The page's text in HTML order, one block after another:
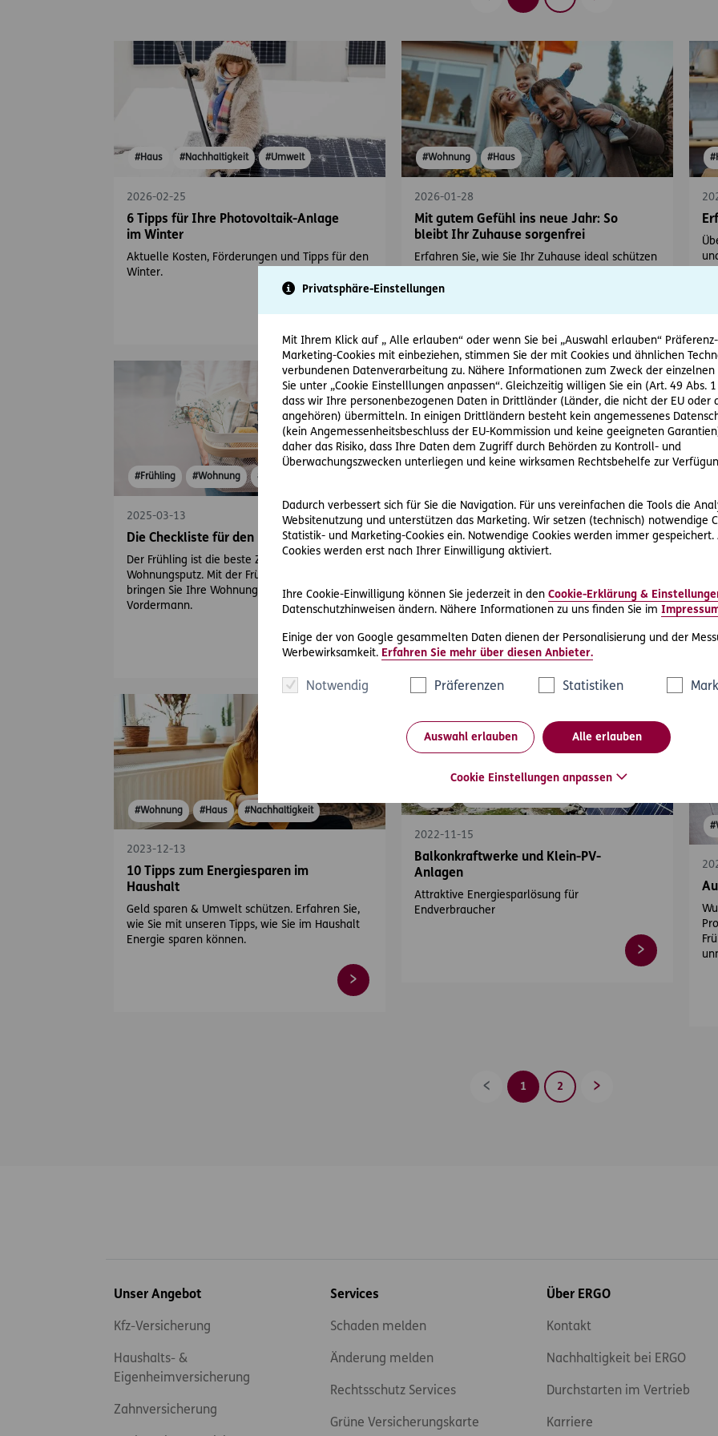
Privatsphäre-Einstellungen
Mit Ihrem Klick auf „ Alle erlauben“ oder wenn Sie bei „Auswahl erlauben“
Marketing-Cookies mit einbeziehen, stimmen Sie der mit Cookies und ähnlichen
verbundenen Datenverarbeitung zu. Nähere Informationen zum Zweck der einzelnen
Sie unter „Cookie Einstelllungen anpassen“. Gleichzeitig willigen Sie ein (Art. 49 Abs. 1
dass wir Ihre personenbezogenen Daten in Drittländer (Länder, die nicht der EU oder
angehören) übermitteln. In einigen Drittländern besteht kein angemessenes
(kein Angemessenheitsbeschluss der EU-Kommission und keine geeigneten
daher das Risiko, dass Ihre Daten dem Zugriff durch Behörden zu Kontroll- und
Überwachungszwecken unterliegen und keine wirksamen Rechtsbehelfe zur
Dadurch verbessert sich für Sie die Navigation. Für uns vereinfachen die Tools die
Websitenutzung und unterstützen das Marketing. Wir setzen (technisch) notwendige
Statistik- und Marketing-Cookies ein. Notwendige Cookies werden immer
Cookies werden erst nach Ihrer Einwilligung aktiviert.
Ihre Cookie-Einwilligung können Sie jederzeit in den Cookie-Erklärung &
Datenschutzhinweisen ändern. Nähere Informationen zu uns finden Sie im
Einige der von Google gesammelten Daten dienen der Personalisierung und der
Werbewirksamkeit. Erfahren Sie mehr über diesen Anbieter.
Notwendig Präferenzen Statistiken
Auswahl erlauben Alle erlauben
Cookie Einstellungen anpassen
Zurück
#Haus #Nachhaltigkeit #Umwelt
2026-02-25
6 Tipps für Ihre Photovoltaik-Anlage
im Winter
Aktuelle Kosten, Förderungen und Tipps für den
Winter.
#Wohnung #Haus
2026-01-28
Mit gutem Gefühl ins neue Jahr: So
bleibt Ihr Zuhause sorgenfrei
Erfahren Sie, wie Sie Ihr Zuhause ideal schützen
#Frühling #Wohnung #Haus
2025-03-13
Die Checkliste für den Frühjahrsputz
Der Frühling ist die beste Zeit für einen
Wohnungsputz. Mit der Frühjahrsputz-Checkliste
bringen Sie Ihre Wohnung im Nu wieder auf
Vordermann.
#Haus
2024-05-28
Balkonkraftwerke – Nachhaltige
Energie für Zuhause
bringen sie und lohnen sie sich überhaupt?
7
#Wohnung #Haus #Nachhaltigkeit
2023-12-13
10 Tipps zum Energiesparen im
Haushalt
Geld sparen & Umwelt schützen. Erfahren Sie,
wie Sie mit unseren Tipps, wie Sie im Haushalt
Energie sparen können.
2022-11-15
Balkonkraftwerke und Klein-PV-
Anlagen
Attraktive Energiesparlösung für
Endverbraucher
Zurück 1 2 Vorwärts
Inhaltsübersicht
Unser Angebot
Kfz-Versicherung
Haushalts- &
Eigenheimversicherung
Zahnversicherung
Services
Schaden melden
Änderung melden
Rechtsschutz Services
Grüne Versicherungskarte
Über ERGO
Kontakt
Nachhaltigkeit bei ERGO
Durchstarten im Vertrieb
Karriere